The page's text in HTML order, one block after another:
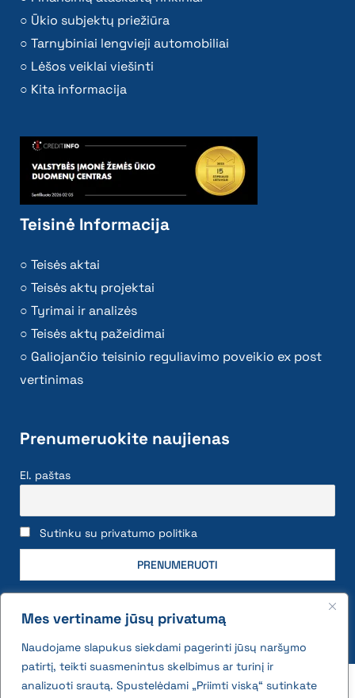
Mes vertiname jūsų privatumą
Naudojame slapukus siekdami pagerinti jūsų naršymo
patirtį, teikti suasmenintus skelbimus ar turinį ir
analizuoti srautą. Spustelėdami „Priimti viską“ sutinkate
Ūkio subjektų priežiūra
Tarnybiniai lengvieji automobiliai
Lėšos veiklai viešinti
Kita informacija
Teisinė Informacija
Teisės aktai
Teisės aktų projektai
Tyrimai ir analizės
Teisės aktų pažeidimai
Galiojančio teisinio reguliavimo poveikio ex post
vertinimas
Prenumeruokite naujienas
El. paštas
Sutinku su privatumo politika
2026 © All rights reserved | VĮ Žemės ūkio duomenų